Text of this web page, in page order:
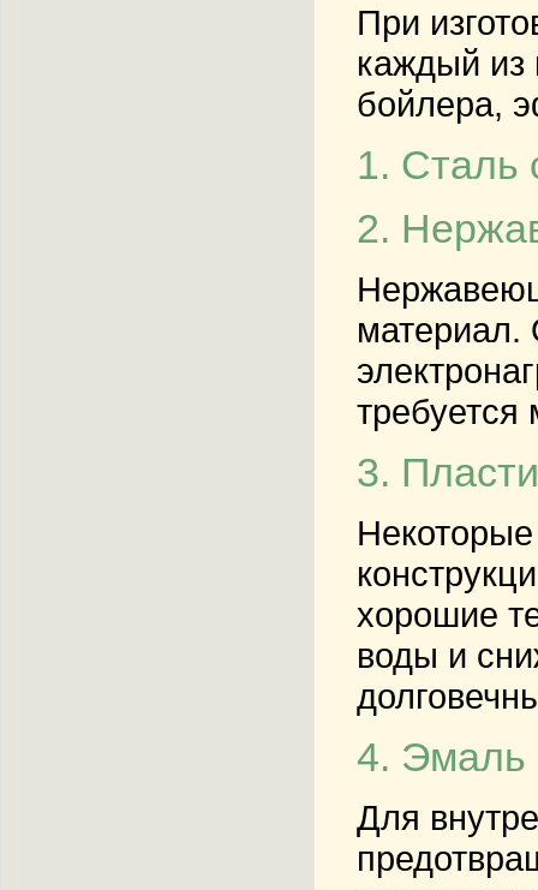
При
каждый из
бойлера,
1. Сталь
2.
материал.
требуется
3.
хорошие
воды и
4. Эмаль
Для